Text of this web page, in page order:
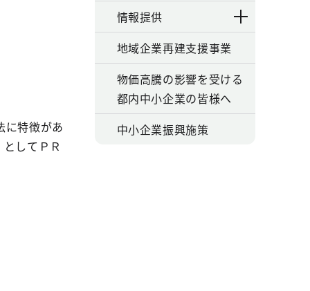
に特徴があ
してＰＲ
情報提供
地域企業再建支援事業
物価高騰の影響を受ける
都内中小企業の皆様へ
中小企業振興施策